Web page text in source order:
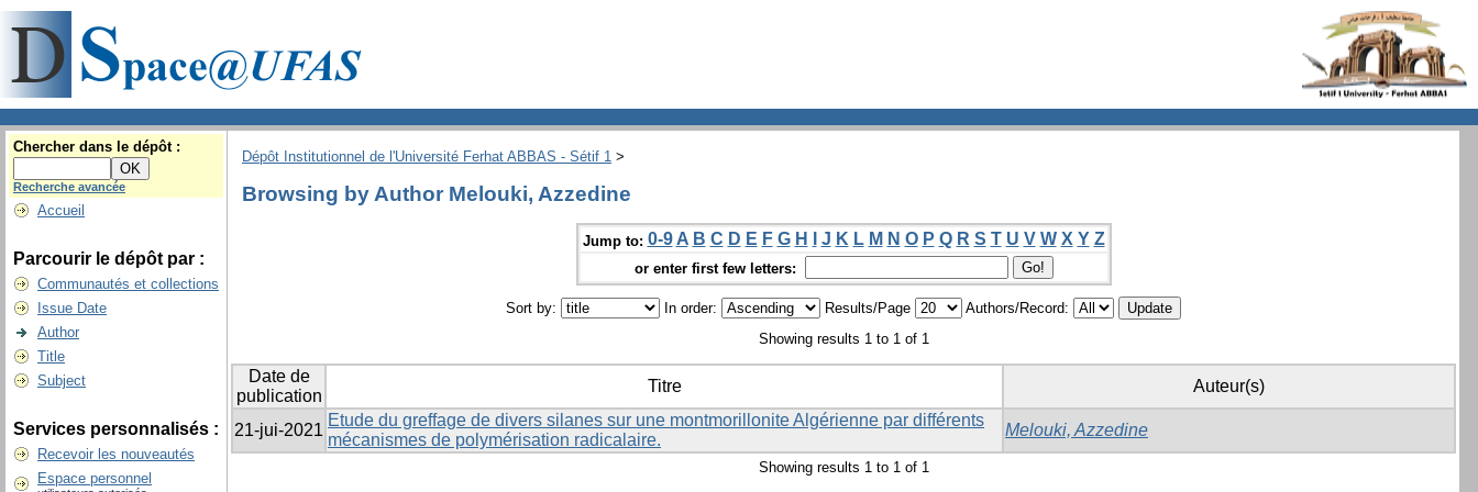
Chercher dans le dépôt :
Recherche avancée
Accueil
Parcourir le dépôt par :
Communautés et collections
Issue Date
Author
Title
Subject
Services personnalisés :
Recevoir les nouveautés
Espace personnel
Dépôt Institutionnel de l'Université Ferhat ABBAS - Sétif 1 >
Browsing by Author Melouki, Azzedine
Jump to: 0-9 A B C D E F G H J K L M N O P Q R S T U V W X Y Z
or enter first few letters:
Sort by: In order: Results/Page
Authors/Record:
Showing results 1 to 1 of 1
Date de
publication
Titre Auteur(s)
21-jui-2021
Etude du greffage de divers silanes sur une montmorillonite Algérienne par différents
mécanismes de polymérisation radicalaire.
Melouki, Azzedine
Showing results 1 to 1 of 1